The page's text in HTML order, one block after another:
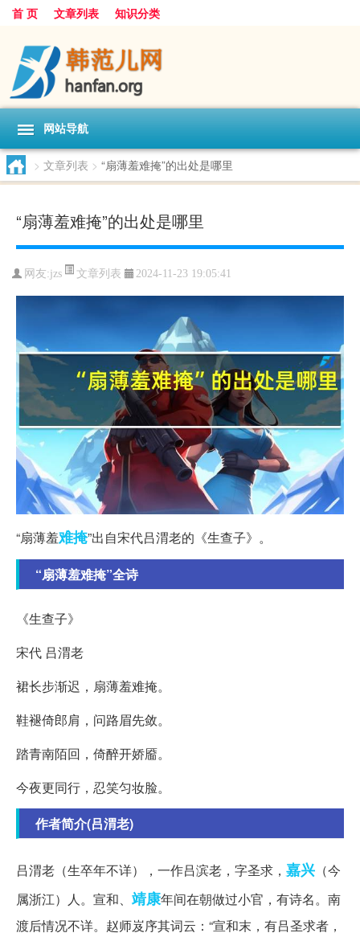
首 页 文章列表 知识分类
网站导航
> 文章列表 > “扇薄羞难掩”的出处是哪里
“扇薄羞难掩”的出处是哪里
网友:jzs 文章列表 2024-11-23 19:05:41
“扇薄羞难掩”出自宋代吕渭老的《生查子》。
“扇薄羞难掩”全诗
《生查子》
宋代 吕渭老
裙长步渐迟，扇薄羞难掩。
鞋褪倚郎肩，问路眉先敛。
踏青南陌回，倚醉开娇靥。
今夜更同行，忍笑匀妆脸。
作者简介(吕渭老)
吕渭老（生卒年不详），一作吕滨老，字圣求， 嘉兴 （今
属浙江）人。宣和、 靖康年间在朝做过小官，有诗名。南
渡后情况不详。赵师岌序其词云：“宣和末，有吕圣求者，